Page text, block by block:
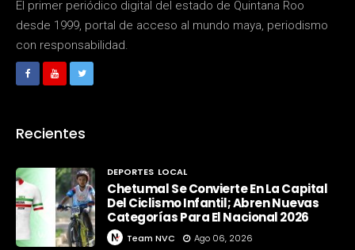
El primer periódico digital del estado de Quintana Roo
desde 1999, portal de acceso al mundo maya, periodismo
con responsabilidad.
Recientes
DEPORTES LOCAL
Chetumal Se Convierte En La Capital
Del Ciclismo Infantil; Abren Nuevas
Categorías Para El Nacional 2026
Team NVC Ago 06, 2026